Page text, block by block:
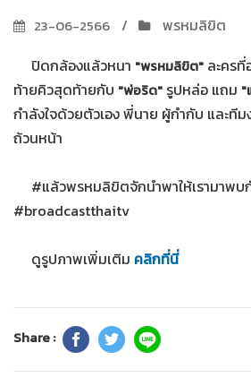
23-06-2566
พรหมลิขิต
ปิดกล้องแล้วหนา "พรหมลิขิต" ละคร
ท้ายคิวสุดท้ายกับ "พ่อริด" รูปหล่อ แถม "
กำลังใจด้วยตัวเอง พี่นาย ผู้กำกับ และที
ถ้วนหน้า
#แล้วพรหมลิขิตจักนำพาให้เรามาพบ
#broadcastthaitv
ดูรูปภาพเพิ่มเติม คลิกที่นี่
Share :